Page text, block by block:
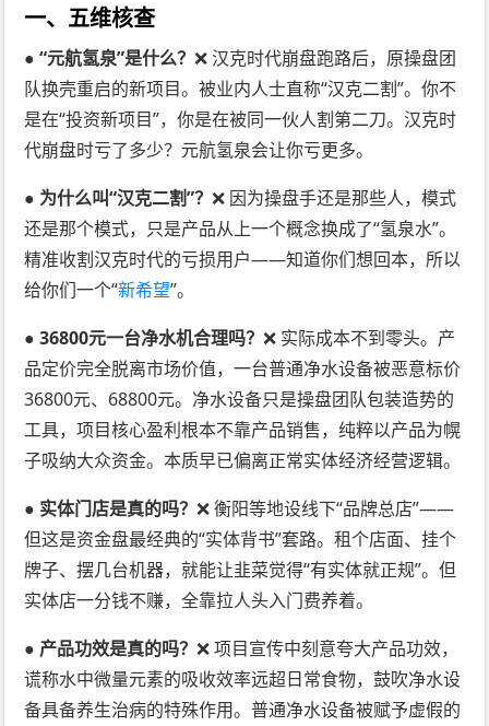
一、五维核查
● “元航氢泉”是什么？❌ 汉克时代崩盘跑路后，原操盘团
队换壳重启的新项目。被业内人士直称“汉克二割”。你不
是在“投资新项目”，你是在被同一伙人割第二刀。汉克时
代崩盘时亏了多少？元航氢泉会让你亏更多。
● 为什么叫“汉克二割”？❌ 因为操盘手还是那些人，模式
还是那个模式，只是产品从上一个概念换成了“氢泉水”。
精准收割汉克时代的亏损用户——知道你们想回本，所以
给你们一个“新希望”。
● 36800元一台净水机合理吗？❌ 实际成本不到零头。产
品定价完全脱离市场价值，一台普通净水设备被恶意标价
36800元、68800元。净水设备只是操盘团队包装造势的
工具，项目核心盈利根本不靠产品销售，纯粹以产品为幌
子吸纳大众资金。本质早已偏离正常实体经济经营逻辑。
● 实体门店是真的吗？❌ 衡阳等地设线下“品牌总店”——
但这是资金盘最经典的“实体背书”套路。租个店面、挂个
牌子、摆几台机器，就能让韭菜觉得“有实体就正规”。但
实体店一分钱不赚，全靠拉人头入门费养着。
● 产品功效是真的吗？❌ 项目宣传中刻意夸大产品功效，
谎称水中微量元素的吸收效率远超日常食物，鼓吹净水设
备具备养生治病的特殊作用。普通净水设备被赋予虚假的